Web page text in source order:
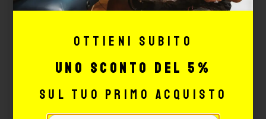
completo
consente alle batterie Bishop x Critical
connesse
hardware Critical Connect, incluso il
Critical Connect Foot Switch (quando
Ottieni subito
uno sconto del 5%
sul tuo primo acquisto